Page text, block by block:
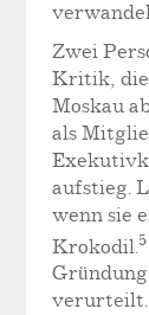
Zwei
Kritik, die
Moskau
als
aufstieg.
wenn sie
Krokodil.5
verurteilt.